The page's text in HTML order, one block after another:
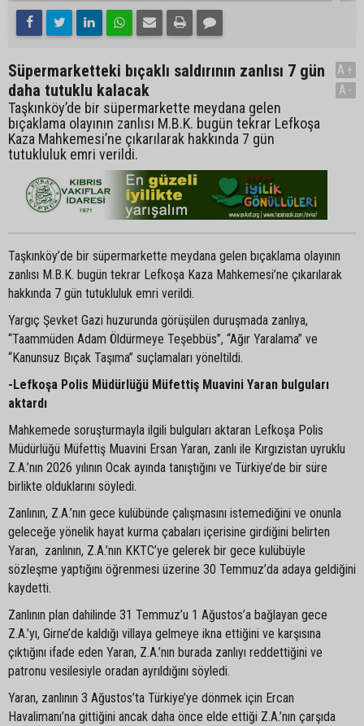
Süpermarketteki bıçaklı saldırının zanlısı 7 gün
daha tutuklu kalacak
Taşkınköy’de bir süpermarkette meydana gelen
bıçaklama olayının zanlısı M.B.K. bugün tekrar Lefkoşa
Kaza Mahkemesi’ne çıkarılarak hakkında 7 gün
tutukluluk emri verildi.
A+
A-
Taşkınköy’de bir süpermarkette meydana gelen bıçaklama olayının
zanlısı M.B.K. bugün tekrar Lefkoşa Kaza Mahkemesi’ne çıkarılarak
hakkında 7 gün tutukluluk emri verildi.
Yargıç Şevket Gazi huzurunda görüşülen duruşmada zanlıya,
“Taammüden Adam Öldürmeye Teşebbüs”, “Ağır Yaralama” ve
“Kanunsuz Bıçak Taşıma” suçlamaları yöneltildi.
-Lefkoşa Polis Müdürlüğü Müfettiş Muavini Yaran bulguları
aktardı
Mahkemede soruşturmayla ilgili bulguları aktaran Lefkoşa Polis
Müdürlüğü Müfettiş Muavini Ersan Yaran, zanlı ile Kırgızistan uyruklu
Z.A.’nın 2026 yılının Ocak ayında tanıştığını ve Türkiye’de bir süre
birlikte olduklarını söyledi.
Zanlının, Z.A.’nın gece kulübünde çalışmasını istemediğini ve onunla
geleceğe yönelik hayat kurma çabaları içerisine girdiğini belirten
Yaran, zanlının, Z.A.’nın KKTC’ye gelerek bir gece kulübüyle
sözleşme yaptığını öğrenmesi üzerine 30 Temmuz’da adaya geldiğini
kaydetti.
Zanlının plan dahilinde 31 Temmuz’u 1 Ağustos’a bağlayan gece
Z.A.’yı, Girne’de kaldığı villaya gelmeye ikna ettiğini ve karşısına
çıktığını ifade eden Yaran, Z.A.’nın burada zanlıyı reddettiğini ve
patronu vesilesiyle oradan ayrıldığını söyledi.
Yaran, zanlının 3 Ağustos’ta Türkiye’ye dönmek için Ercan
Havalimanı’na gittiğini ancak daha önce elde ettiği Z.A.’nın çarşıda